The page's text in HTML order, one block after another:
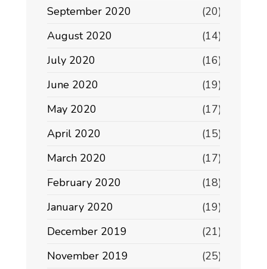
September 2020
(20)
August 2020
(14)
July 2020
(16)
June 2020
(19)
May 2020
(17)
April 2020
(15)
March 2020
(17)
February 2020
(18)
January 2020
(19)
December 2019
(21)
November 2019
(25)